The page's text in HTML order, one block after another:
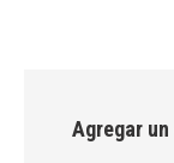
Agregar